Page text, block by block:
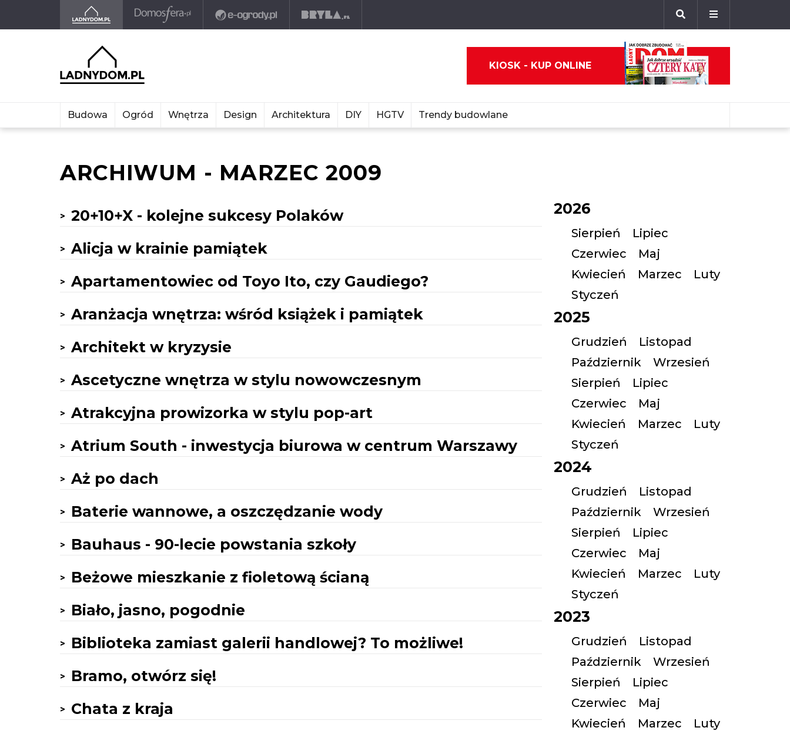
KIOSK - KUP ONLINE
Budowa Ogród Wnętrza Design Architektura DIY HGTV Trendy budowlane
ARCHIWUM - MARZEC 2009
20+10+X - kolejne sukcesy Polaków
Alicja w krainie pamiątek
Apartamentowiec od Toyo Ito, czy Gaudiego?
Aranżacja wnętrza: wśród książek i pamiątek
Architekt w kryzysie
Ascetyczne wnętrza w stylu nowowczesnym
Atrakcyjna prowizorka w stylu pop-art
Atrium South - inwestycja biurowa w centrum Warszawy
Aż po dach
Baterie wannowe, a oszczędzanie wody
Bauhaus - 90-lecie powstania szkoły
Beżowe mieszkanie z fioletową ścianą
Biało, jasno, pogodnie
Biblioteka zamiast galerii handlowej? To możliwe!
Bramo, otwórz się!
Chata z kraja
2026
Sierpień
Lipiec
Czerwiec
Maj
Kwiecień
Marzec
Luty
Styczeń
2025
Grudzień
Listopad
Październik
Wrzesień
Sierpień
Lipiec
Czerwiec
Maj
Kwiecień
Marzec
Luty
Styczeń
2024
Grudzień
Listopad
Październik
Wrzesień
Sierpień
Lipiec
Czerwiec
Maj
Kwiecień
Marzec
Luty
Styczeń
2023
Grudzień
Listopad
Październik
Wrzesień
Sierpień
Lipiec
Czerwiec
Maj
Kwiecień
Marzec
Luty